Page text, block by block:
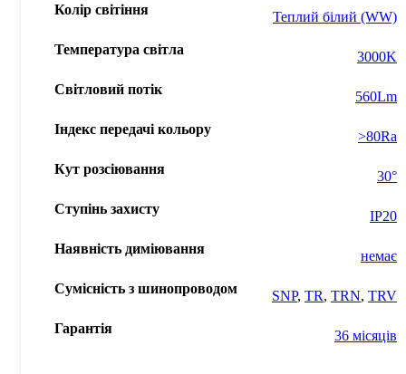
Колір світіння Теплий білий (WW)
Температура світла 3000K
Світловий потік 560Lm
Індекс передачі кольору >80Ra
Кут розсіювання 30°
Ступінь захисту IP20
Наявність диміювання немає
Сумісність з шинопроводом SNP, TR, TRN, TRV
Гарантія 36 місяців